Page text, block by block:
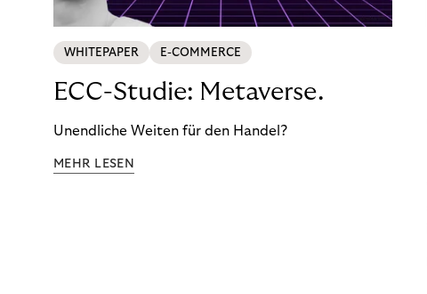
WHITEPAPER E-COMMERCE
ECC-Studie: Metaverse.
Unendliche Weiten für den Handel?
MEHR LESEN